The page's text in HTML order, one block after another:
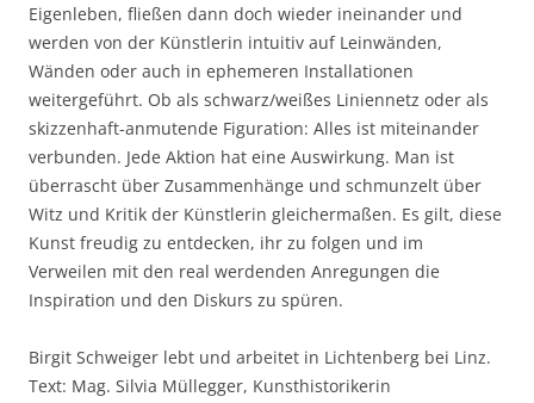
Eigenleben, fließen dann doch wieder ineinander und
werden von der Künstlerin intuitiv auf Leinwänden,
Wänden oder auch in ephemeren Installationen
weitergeführt. Ob als schwarz/weißes Liniennetz oder als
skizzenhaft-anmutende Figuration: Alles ist miteinander
verbunden. Jede Aktion hat eine Auswirkung. Man ist
überrascht über Zusammenhänge und schmunzelt über
Witz und Kritik der Künstlerin gleichermaßen. Es gilt, diese
Kunst freudig zu entdecken, ihr zu folgen und im
Verweilen mit den real werdenden Anregungen die
Inspiration und den Diskurs zu spüren.
Birgit Schweiger lebt und arbeitet in Lichtenberg bei Linz.
Text: Mag. Silvia Müllegger, Kunsthistorikerin